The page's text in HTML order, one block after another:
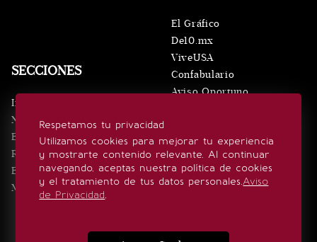
Respetamos tu privacidad
Utilizamos cookies para mejorar tu experiencia
y mostrarte contenido relevante. Al continuar
navegando, aceptas nuestra política de cookies
y el tratamiento de tus datos personales.Aviso
de Privacidad.
SECCIONES
Inicio
Noticias
Eventos
Realeza
Estilo de vida
Minuto x Minuto
El Gráfico
De10.mx
ViveUSA
Confabulario
Aviso Oportuno
SÍGUENOS